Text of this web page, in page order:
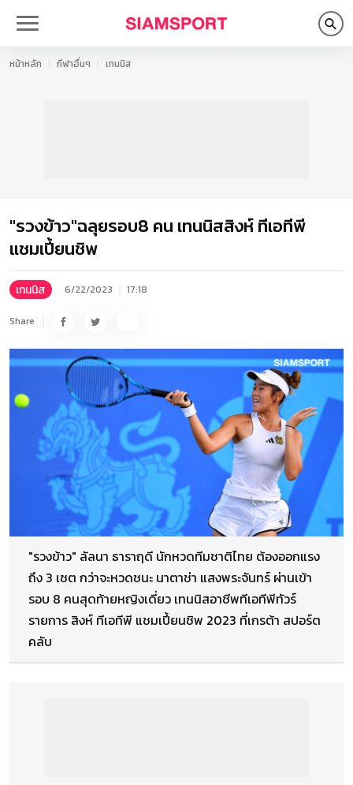
หน้าหลัก กีฬาอื่นๆ เทนนิส
"รวงข้าว"ฉลุยรอบ8 คน เทนนิสสิงห์ ทีเอทีพี
แชมเปี้ยนชิพ
เทนนิส 6/22/2023 17:18
Share
"รวงข้าว" ลัลนา ธาราฤดี นักหวดทีมชาติไทย ต้องออกแรง
ถึง 3 เซต กว่าจะหวดชนะ นาตาช่า แสงพระจันทร์ ผ่านเข้า
รอบ 8 คนสุดท้ายหญิงเดี่ยว เทนนิสอาชีพทีเอทีพีทัวร์
รายการ สิงห์ ทีเอทีพี แชมเปี้ยนชิพ 2023 ที่เกรต้า สปอร์ต
คลับ